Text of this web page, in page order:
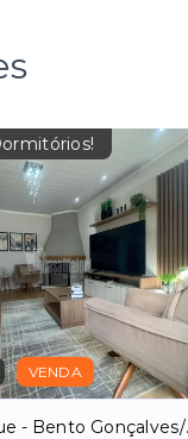
VENDA
- Bento Gonçalves/RS